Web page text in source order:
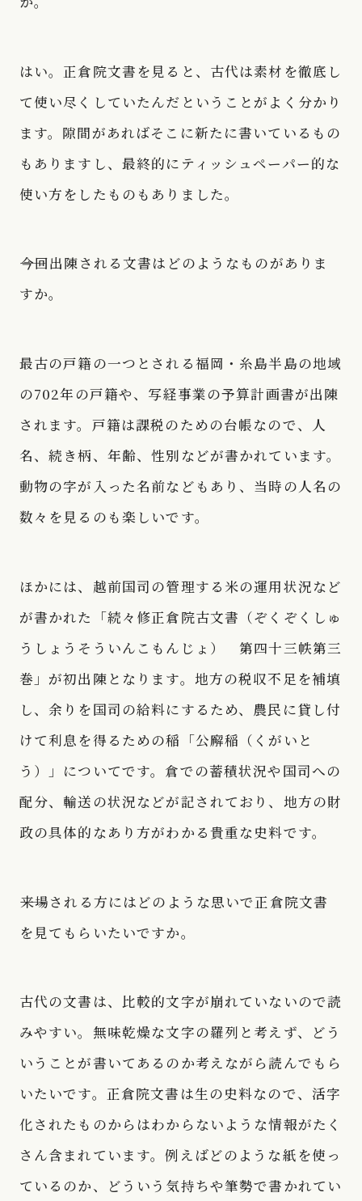
はい。正倉院文書を見ると、古代は素材を徹底し
て使い尽くしていたんだということがよく分かり
ます。隙間があればそこに新たに書いているもの
もありますし、最終的にティッシュペーパー的な
使い方をしたものもありました。
――今回出陳される文書はどのようなものがありま
すか。
最古の戸籍の一つとされる福岡・糸島半島の地域
の702年の戸籍や、写経事業の予算計画書が出陳
されます。戸籍は課税のための台帳なので、人
名、続き柄、年齢、性別などが書かれています。
動物の字が入った名前などもあり、当時の人名の
数々を見るのも楽しいです。
ほかには、越前国司の管理する米の運用状況など
が書かれた「続々修正倉院古文書（ぞくぞくしゅ
うしょうそういんこもんじょ） 第四十三帙第三
巻」が初出陳となります。地方の税収不足を補填
し、余りを国司の給料にするため、農民に貸し付
けて利息を得るための稲「公廨稲（くがいと
う）」についてです。倉での蓄積状況や国司への
配分、輸送の状況などが記されており、地方の財
政の具体的なあり方がわかる貴重な史料です。
――来場される方にはどのような思いで正倉院文書
を見てもらいたいですか。
古代の文書は、比較的文字が崩れていないので読
みやすい。無味乾燥な文字の羅列と考えず、どう
いうことが書いてあるのか考えながら読んでもら
いたいです。正倉院文書は生の史料なので、活字
化されたものからはわからないような情報がたく
さん含まれています。例えばどのような紙を使っ
ているのか、どういう気持ちや筆勢で書かれてい